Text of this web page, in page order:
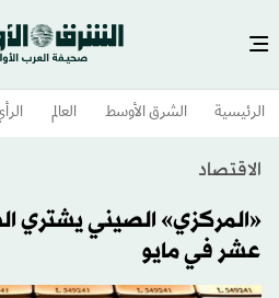
الرئيسية الشرق الأوسط​ العالم
الاقتصاد
«المركزي» الصيني يشتري
عشر في مايو